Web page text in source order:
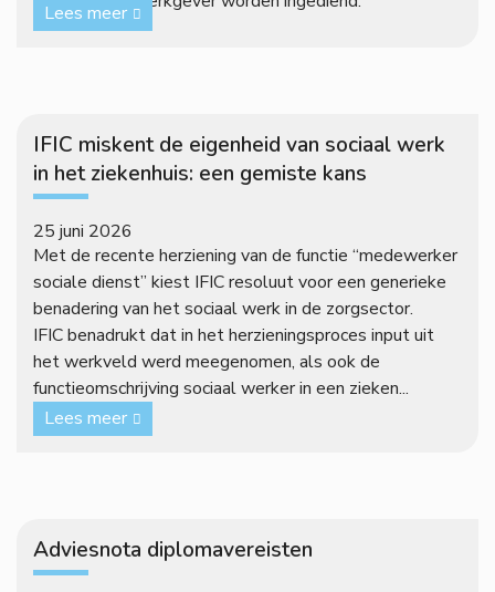
Lees meer
IFIC miskent de eigenheid van sociaal werk
in het ziekenhuis: een gemiste kans
25 juni 2026
Met de recente herziening van de functie “medewerker
sociale dienst” kiest IFIC resoluut voor een generieke
benadering van het sociaal werk in de zorgsector.
IFIC benadrukt dat in het herzieningsproces input uit
het werkveld werd meegenomen, als ook de
functieomschrijving sociaal werker in een zieken...
Lees meer
Adviesnota diplomavereisten